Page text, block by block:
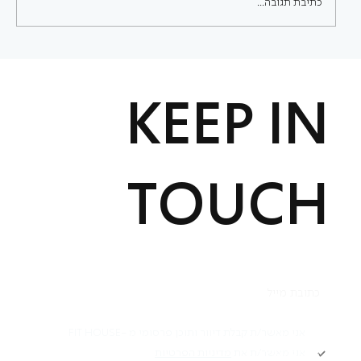
כתיבת תגובה...
KEEP IN
TOUCH
Academy תקנון